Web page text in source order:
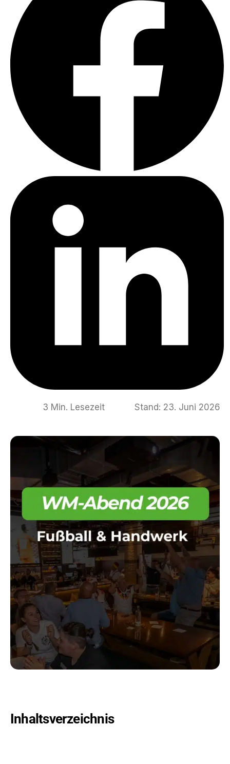
3 Min. Lesezeit Stand: 23. Juni 2026
Inhaltsverzeichnis